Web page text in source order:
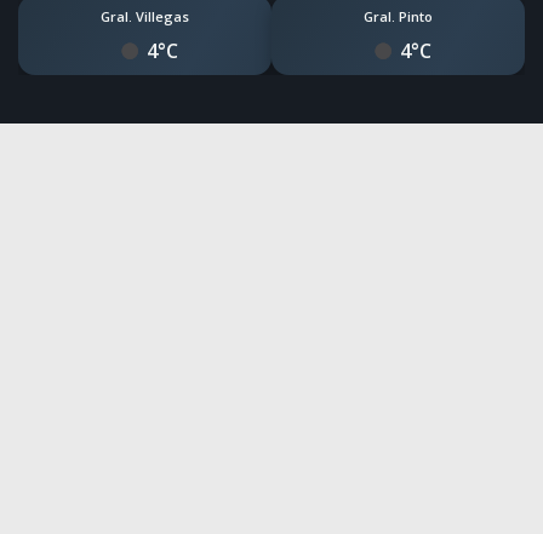
Gral. Villegas
4°C
Gral. Pinto
4°C